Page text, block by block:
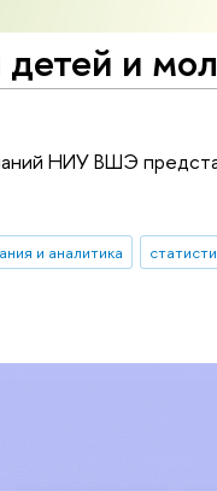
и
НИУ ВШЭ
и аналитика